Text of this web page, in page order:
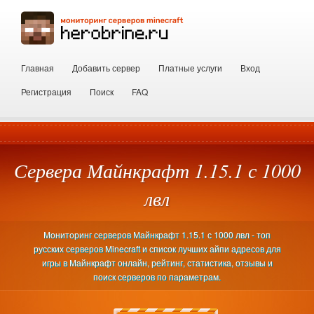
Главная Добавить сервер Платные услуги
Вход
Регистрация
Поиск FAQ
Сервера Майнкрафт 1.15.1 с 1000
лвл
Мониторинг серверов Майнкрафт 1.15.1 с 1000 лвл - топ
русских серверов Minecraft и список лучших айпи адресов для
игры в Майнкрафт онлайн, рейтинг, статистика, отзывы и
поиск серверов по параметрам.